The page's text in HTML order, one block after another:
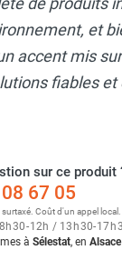
sur
et
accent mis
fiables
sur ce produit
67 05
Coût d'un appel local.
h30-12h / 13h30-17h
à Sélestat, en Alsace